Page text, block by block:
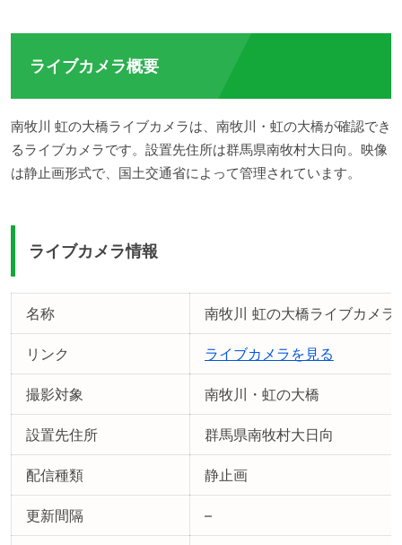
ライブカメラ概要
南牧川 虹の大橋ライブカメラは、南牧川・虹の大橋が確認でき
るライブカメラです。設置先住所は群馬県南牧村大日向。映像
は静止画形式で、国土交通省によって管理されています。
ライブカメラ情報
名称 南牧川 虹の大橋ライブカメラ
リンク ライブカメラを見る
撮影対象 南牧川・虹の大橋
設置先住所 群馬県南牧村大日向
配信種類 静止画
更新間隔 –